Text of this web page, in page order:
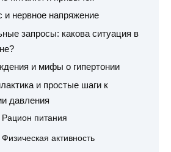
и нервное напряжение
запросы: какова ситуация в
и мифы о гипертонии
и простые шаги к
давления
Рацион питания
Физическая активность